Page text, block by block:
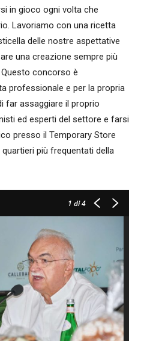
in gioco ogni volta che
Lavoriamo con una ricetta
delle nostre aspettative
una creazione sempre più
concorso è
professionale e per la propria
far assaggiare il proprio
ed esperti del settore e farsi
presso il Temporary Store
più frequentati della
1 di 4